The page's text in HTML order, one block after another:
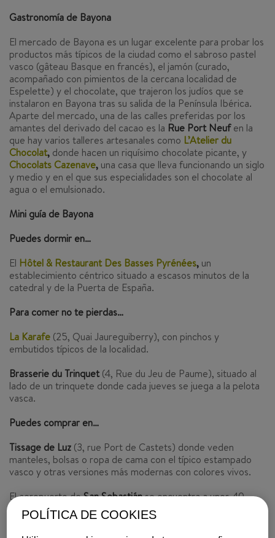
Gastronomía de Bayona
El mercado de Bayona es un lugar excelente para probar los
productos más típicos de la ciudad como el sabroso pastel
vasco (gâteau Basque en francés), el jamón (curado,
acompañado con pimientos de la cercana localidad de
Espelette) y el chocolate, que trajeron los judíos que se
instalaron en Bayona tras su salida de la Península Ibérica.
Aparte del mercado, una de las calles preferidas por los
amantes del derivado del cacao es la Rue Port Neufen la
que hay varios talleres artesanales como L’Atelier du
Chocolat, donde hacen un riquísimo chocolate picante, y
Chocolats Cazenave, una casa que lleva funcionando un siglo
y medio y en el que sus especialidades son el chocolate al
agua o el emulsionado.
Mini guía de Bayona
Puedes dormir en…
El Hôtel & Restaurant Des Basses Pyrénées, un
establecimiento céntrico situado a escasos minutos de la
catedral y de la Puerta de España.
Para comer no te pierdas…
La Karafe (25, Quai Jaureguiberry), con pinchos y
embutidos típicos de la localidad.
Brasserie du Trinquet(4, Rue du Jeu de Paume), situado al
lado de un trinquete donde cada jueves se juega a la pelota
vasca.
Puedes comprar en…
Tissage de Luz (3, rue Port de Castets) donde veden
manteles, bolsas o ropa de cama con el típico estampado
vasco y otras versiones más modernas con colores vivos.
El aeropuerto deSan Sebastiánse encuentra a unos 40
kilómetros de distancia de Bayona. ¡Reserva tu Vueling
y anímate a conocerla!
POLÍTICA DE COOKIES